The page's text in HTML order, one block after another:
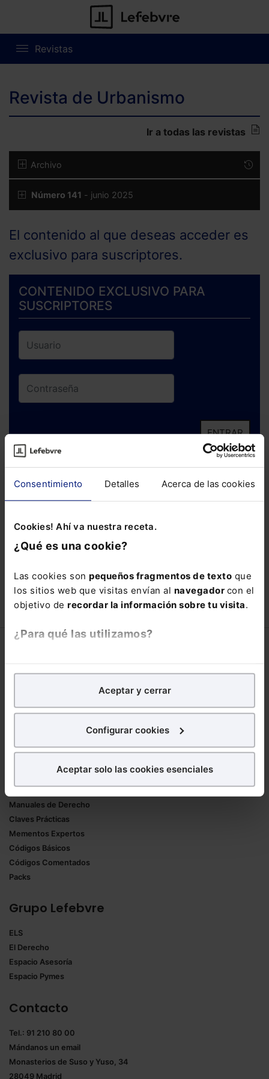
Consentimiento Detalles Acerca de las cookies
Cookies! Ahí va nuestra receta.
¿Qué es una cookie?
Las cookies son pequeños fragmentos de texto que
los sitios web que visitas envían al navegador con el
objetivo de recordar la información sobre tu visita.
¿Para qué las utilizamos?
analíticospara tratar demejorar tu experienciaen
nuestra página web. También con fines publicitarios,
para poder mostrarte publicidad y contenidos de tu
¿Qué puedes hacer?
experiencia en la web sea óptima
Puedesaceptar solo las esenciales
todas las cookies excepto aquellas imprescindibles.
También puedes
seleccionar solo aquellas que quieras permitir en tu
navegador. Si no seleccionas ninguna utilizaremos
las que sean indispensables para la navegación.
Saber más acerca de las cookies
Aceptar y cerrar
Configurar cookies
Aceptar solo las cookies esenciales
Revistas
Revista de Urbanismo
Ir a todas las revistas
Archivo
Número 141 - junio 2025
El contenido al que deseas acceder es
exclusivo para suscriptores.
CONTENIDO EXCLUSIVO PARA
SUSCRIPTORES
ENTRAR
¿Has olvidado tu contraseña?
Si todavía no te has suscrito, no pierdas
está oportunidad y adquiere tu acceso
con un25% de descuento
COMPRAR
Lefebvre
Trabaja con nosotros
Productos
Formularios Jurídicos
Manuales de Derecho
Claves Prácticas
Mementos Expertos
Códigos Básicos
Códigos Comentados
Packs
Grupo Lefebvre
ELS
El Derecho
Espacio Asesoría
Espacio Pymes
Contacto
Tel.: 91 210 80 00
Mándanos un email
Monasterios de Suso y Yuso, 34
28049 Madrid